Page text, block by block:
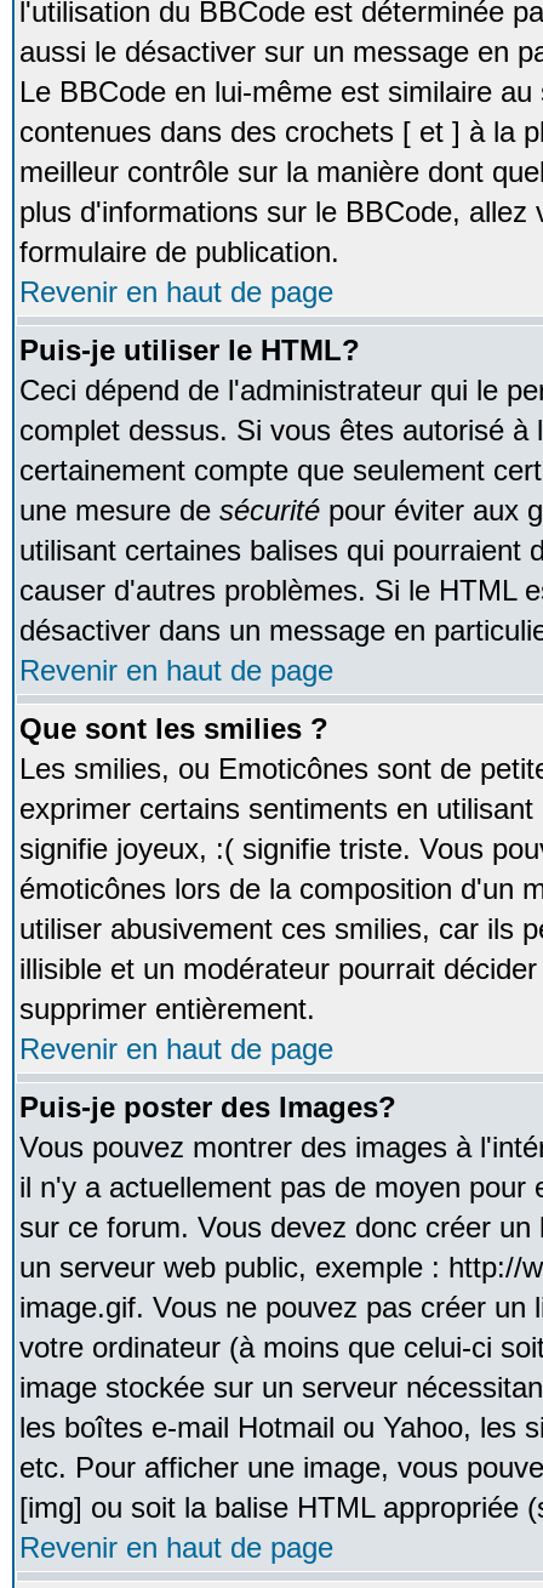
l'utilisation du BBCode est déterminée
aussi le désactiver sur un message en
Le BBCode en lui-même est similaire
contenues dans des crochets [ et ] à la
meilleur contrôle sur la manière dont
plus d'informations sur le BBCode,
formulaire de publication.
Revenir en haut de page
Puis-je utiliser le HTML?
Ceci dépend de l'administrateur qui le
complet dessus. Si vous êtes autorisé à
certainement compte que seulement
une mesure de sécurité pour éviter aux
utilisant certaines balises qui pourraient
causer d'autres problèmes. Si le HTML
désactiver dans un message en
Revenir en haut de page
Que sont les smilies ?
Les smilies, ou Emoticônes sont de
exprimer certains sentiments en
signifie joyeux, :( signifie triste. Vous
émoticônes lors de la composition d'un
utiliser abusivement ces smilies, car ils
illisible et un modérateur pourrait
supprimer entièrement.
Revenir en haut de page
Puis-je poster des Images?
Vous pouvez montrer des images à
il n'y a actuellement pas de moyen pour
sur ce forum. Vous devez donc créer
un serveur web public, exemple : http://
image.gif. Vous ne pouvez pas créer un
votre ordinateur (à moins que celui-ci
image stockée sur un serveur
les boîtes e-mail Hotmail ou Yahoo, les
etc. Pour afficher une image, vous
[img] ou soit la balise HTML appropriée
Revenir en haut de page